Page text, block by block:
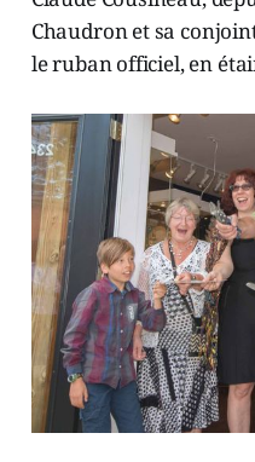
Chaudron et sa
le ruban officiel, en